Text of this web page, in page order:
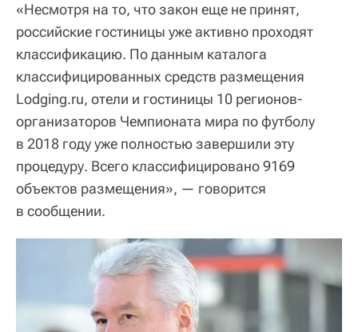
«Несмотря на то, что закон еще не принят,
российские гостиницы уже активно проходят
классификацию. По данным каталога
классифицированных средств размещения
Lodging.ru, отели и гостиницы 10 регионов-
организаторов Чемпионата мира по футболу
в 2018 году уже полностью завершили эту
процедуру. Всего классифицировано 9169
объектов размещения», — говорится
в сообщении.